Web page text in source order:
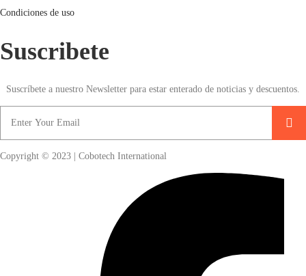
Condiciones de uso
Suscribete
Suscríbete a nuestro Newsletter para estar enterado de noticias y descuentos.
Copyright © 2023 | Cobotech International